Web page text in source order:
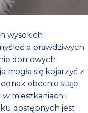
wysokich
o prawdziwych
domowych
mogła się kojarzyć z
obecnie staje
mieszkaniach i
dostępnych jest